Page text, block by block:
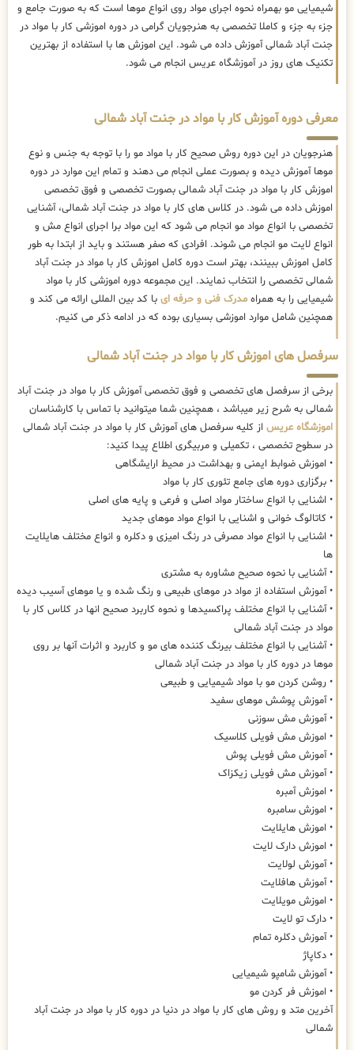
شیمیایی مو بهمراه نحوه اجرای مواد روی انواع موها است که به صورت جامع و
جزء به جزء و کاملا تخصصی به هنرجویان گرامی در دوره اموزشی کار با مواد در
جنت آباد شمالی آموزش داده می شود. این اموزش ها با استفاده از بهترین
تکنیک های روز در آموزشگاه عریس انجام می شود.
معرفی دوره آموزش کار با مواد در جنت آباد شمالی
هنرجویان در این دوره روش صحیح کار با مواد مو را با توجه به جنس و نوع
موها آموزش دیده و بصورت عملی انجام می دهند و تمام این موارد در دوره
اموزش کار با مواد در جنت آباد شمالی بصورت تخصصی و فوق تخصصی
اموزش داده می شود. در کلاس های کار با مواد در جنت آباد شمالی، آشنایی
تخصصی با انواع مواد مو انجام می شود که این مواد برا اجرای انواع مش و
انواع لایت مو انجام می شوند. افرادی که صفر هستند و باید از ابتدا به طور
کامل اموزش ببینند، بهتر است دوره کامل اموزش کار با مواد در جنت آباد
شمالی تخصصی را انتخاب نمایند. این مجموعه دوره اموزشی کار با مواد
شیمیایی را به همراه مدرک فنی و حرفه ای با کد بین المللی ارائه می کند و
همچنین شامل موارد اموزشی بسیاری بوده که در ادامه ذکر می کنیم.
سرفصل های اموزش کار با مواد در جنت آباد شمالی
برخی از سرفصل های تخصصی و فوق تخصصی آموزش کار با مواد در جنت آباد
شمالی به شرح زیر میباشد ، همچنین شما میتوانید با تماس با کارشناسان
اموزشگاه عریس از کلیه سرفصل های آموزش کار با مواد در جنت آباد شمالی
در سطوح تخصصی ، تکمیلی و مربیگری اطلاع پیدا کنید:
• اموزش ضوابط ایمنی و بهداشت در محیط ارایشگاهی
• برگزاری دوره های جامع تئوری کار با مواد
• اشنایی با انواع ساختار مواد اصلی و فرعی و پایه های اصلی
• کاتالوگ خوانی و اشنایی با انواع مواد موهای جدید
• اشنایی با انواع مواد مصرفی در رنگ امیزی و دکلره و انواع مختلف هایلایت
ها
• آشنایی با نحوه صحیح مشاوره به مشتری
• آموزش استفاده از مواد در موهای طبیعی و رنگ شده و یا موهای آسیب دیده
• آشنایی با انواع مختلف پراکسیدها و نحوه کاربرد صحیح انها در کلاس کار با
مواد در جنت آباد شمالی
• آشنایی با انواع مختلف بیرنگ کننده های مو و کاربرد و اثرات آنها بر روی
موها در دوره کار با مواد در جنت آباد شمالی
• روشن کردن مو با مواد شیمیایی و طبیعی
• آموزش پوشش موهای سفید
• آموزش مش سوزنی
• اموزش مش فویلی کلاسیک
• آموزش مش فویلی پوش
• آموزش مش فویلی زیکزاک
• اموزش آمبره
• اموزش سامبره
• اموزش هایلایت
• اموزش دارک لایت
• آموزش لولایت
• آموزش هافلایت
• اموزش مویلایت
• دارک تو لایت
• آموزش دکلره تمام
• دکاپاژ
• آموزش شامپو شیمیایی
• اموزش فر کردن مو
آخرین متد و روش های کار با مواد در دنیا در دوره کار با مواد در جنت آباد
شمالی